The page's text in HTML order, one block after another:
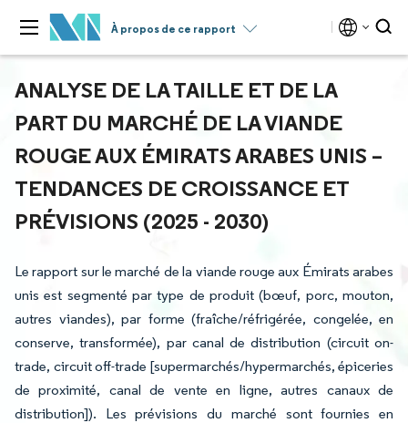
À propos de ce rapport
ANALYSE DE LA TAILLE ET DE LA
PART DU MARCHÉ DE LA VIANDE
ROUGE AUX ÉMIRATS ARABES UNIS –
TENDANCES DE CROISSANCE ET
PRÉVISIONS (2025 - 2030)
Le rapport sur le marché de la viande rouge aux Émirats arabes
unis est segmenté par type de produit (bœuf, porc, mouton,
autres viandes), par forme (fraîche/réfrigérée, congelée, en
conserve, transformée), par canal de distribution (circuit on-
trade, circuit off-trade [supermarchés/hypermarchés, épiceries
de proximité, canal de vente en ligne, autres canaux de
distribution]). Les prévisions du marché sont fournies en